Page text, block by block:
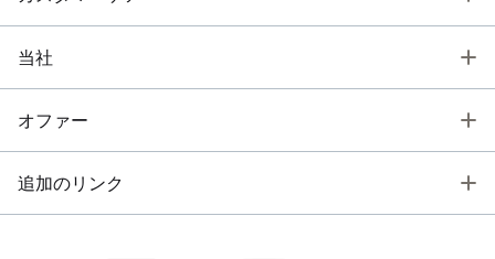
当社
オファー
追加のリンク